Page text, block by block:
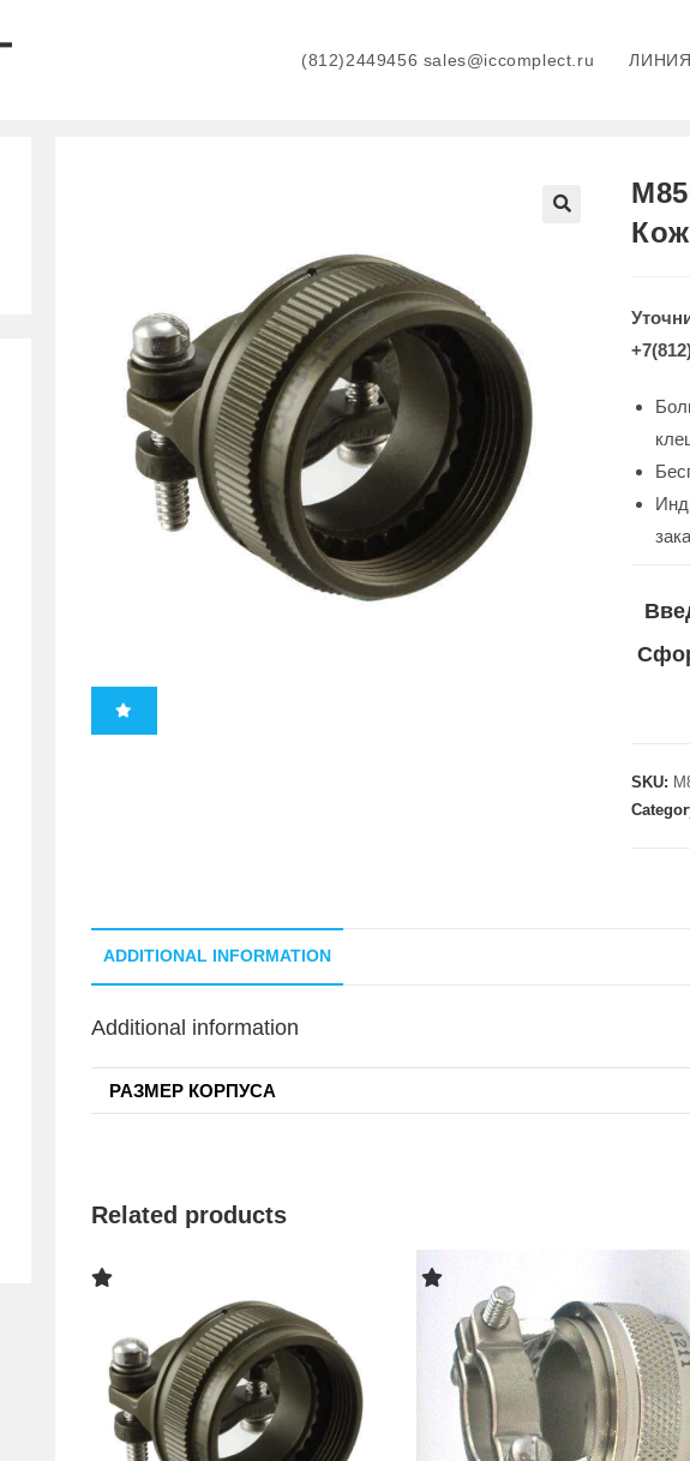
(812)2449456 sales@iccomplect.ru
SKU:
ADDITIONAL INFORMATION
Additional information
РАЗМЕР КОРПУСА
Related products